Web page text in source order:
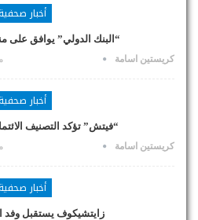
أخبار صحفية
“البنك الدولي” يوافق على منحة
كريستين اسامة
أخبار صحفية
“فيتش” تؤكد التصنيف
كريستين اسامة
أخبار صحفية
زايتشيكوف يستقبل وفد